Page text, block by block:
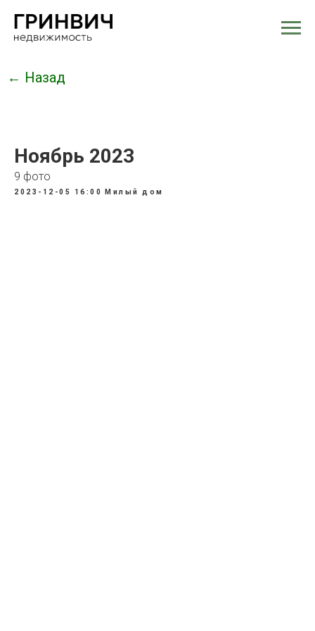
← Назад
Ноябрь 2023
9 фото
2023-12-05 16:00 Милый дом